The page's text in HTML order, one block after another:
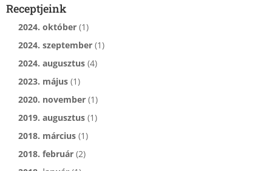
Receptjeink
2024. október(1)
2024. szeptember(1)
2024. augusztus(4)
2023. május(1)
2020. november(1)
2019. augusztus(1)
2018. március(1)
2018. február(2)